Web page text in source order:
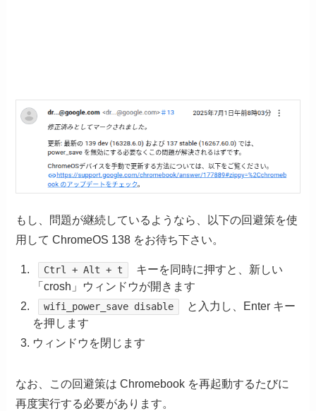
もし、問題が継続しているようなら、以下の回避策を使
用して ChromeOS 138 をお待ち下さい。
Ctrl + Alt + t
キーを同時に押すと、新しい
「crosh」ウィンドウが開きます
wifi_power_save disable
と入力し、Enter キー
を押します
ウィンドウを閉じます
なお、この回避策は Chromebook を再起動するたびに
再度実行する必要があります。